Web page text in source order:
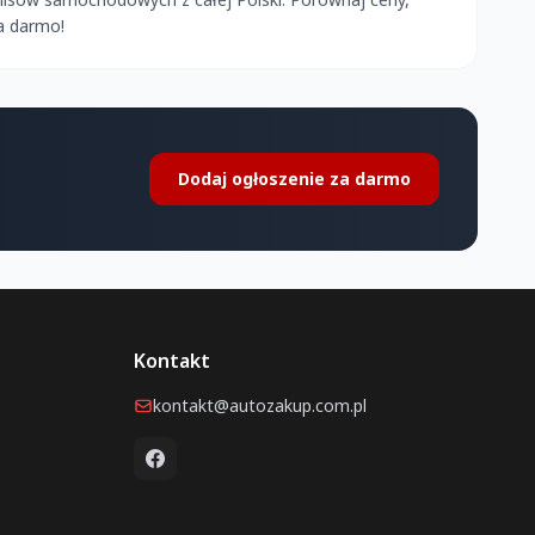
darmo!
Dodaj ogłoszenie za darmo
Kontakt
kontakt@autozakup.com.pl